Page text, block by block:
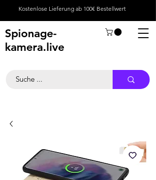
Kostenlose Lieferung ab 100€ Bestellwert
Spionage-
kamera.live